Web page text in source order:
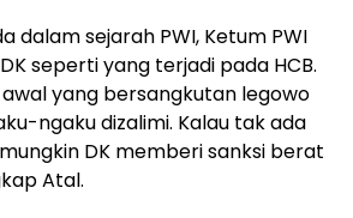
dalam sejarah PWI, Ketum PWI
seperti yang terjadi pada HCB.
yang bersangkutan legowo
ngaku dizalimi. Kalau tak ada
DK memberi sanksi berat
Atal.